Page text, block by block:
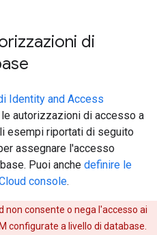
di
Identity and Access
autorizzazioni di accesso a
esempi riportati di seguito
assegnare l'accesso
Puoi anche definire le
console.
non consente o nega l'accesso ai
configurate a livello di database.